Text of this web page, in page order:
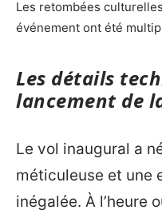
Les retombées
événement ont été
Les détails
lancement de
Le vol inaugural a
méticuleuse et une
inégalée. À l’heure